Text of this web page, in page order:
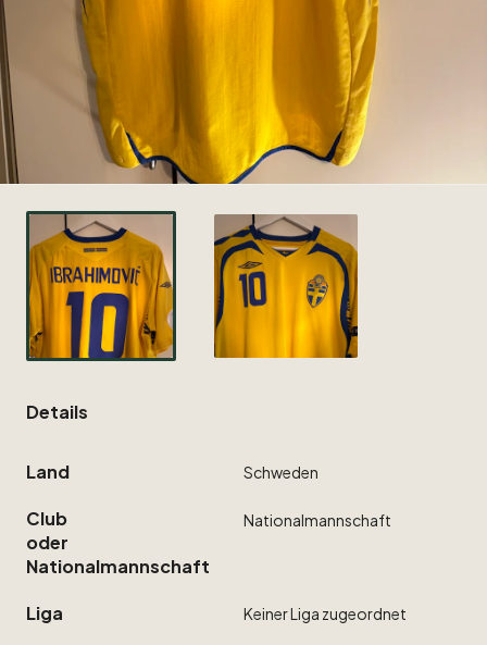
Details
Land Schweden
Club
oder
Nationalmannschaft
Nationalmannschaft
Liga KeinerLiga zugeordnet